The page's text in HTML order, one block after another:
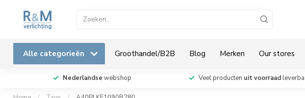
Alle categorieën Groothandel/B2B Blog Merken Our stores
Nederlandse webshop Veel producten uit voorraad